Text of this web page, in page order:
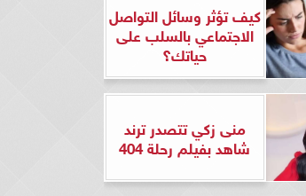
كيف تؤثر وسائل التواصل
الاجتماعي بالسلب على
حياتك؟
منى زكي تتصدر ترند
شاهد بفيلم رحلة 404